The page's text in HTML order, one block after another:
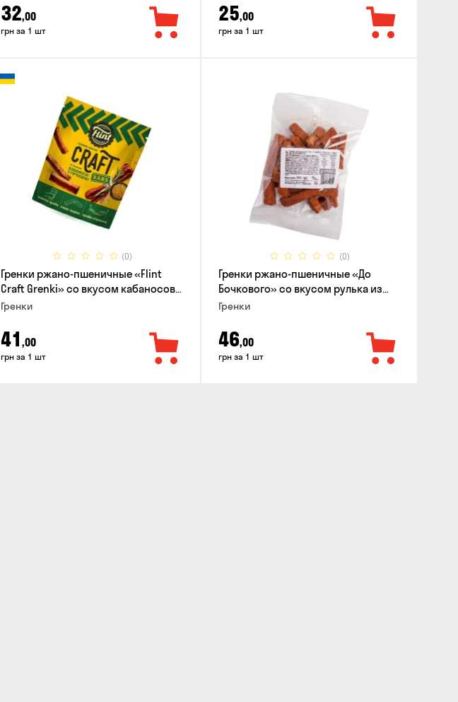
32,00
грн за 1 шт
25,00
грн за 1 шт
(0)
Гренки ржано-пшеничные «Flint
Craft Grenki» со вкусом кабаносов
и горчицы, 80г
Гренки
41 ,00
грн за 1 шт
(0)
Гренки ржано-пшеничные «До
Бочкового» со вкусом рулька из
печи, 100г
Гренки
46,00
грн за 1 шт